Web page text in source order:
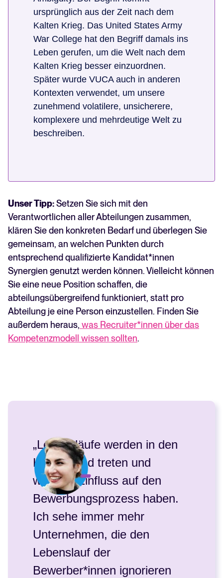
ursprünglich aus der Zeit nach dem
Kalten Krieg. Das United States Army
War College hat den Begriff damals ins
Leben gerufen, um die Welt nach dem
Kalten Krieg besser einzuordnen.
Später wurde VUCA auch in anderen
Kontexten verwendet, um unsere
zunehmend volatilere, unsicherere,
komplexere und mehrdeutige Welt zu
beschreiben.
Unser Tipp:Setzen Sie sich mit den
Verantwortlichen aller Abteilungen zusammen,
klären Sie den konkreten Bedarf und überlegen Sie
gemeinsam, an welchen Punkten durch
entsprechend qualifizierte Kandidat*innen
Synergien genutzt werden können. Vielleicht können
Sie eine neue Position schaffen, die
abteilungsübergreifend funktioniert, statt pro
Abteilung je eine Person einzustellen. Finden Sie
außerdem heraus, was Recruiter*innen über das
Kompetenzmodell wissen sollten.
„Lebensläufe werden in den
Hintergrund treten und
weniger Einfluss auf den
Bewerbungsprozess haben.
Ich sehe immer mehr
Unternehmen, die den
Lebenslauf der
Bewerber*innen ignorieren